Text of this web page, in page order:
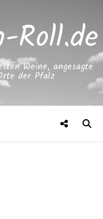
Roll.de
Weine, angesagte
der Pfalz